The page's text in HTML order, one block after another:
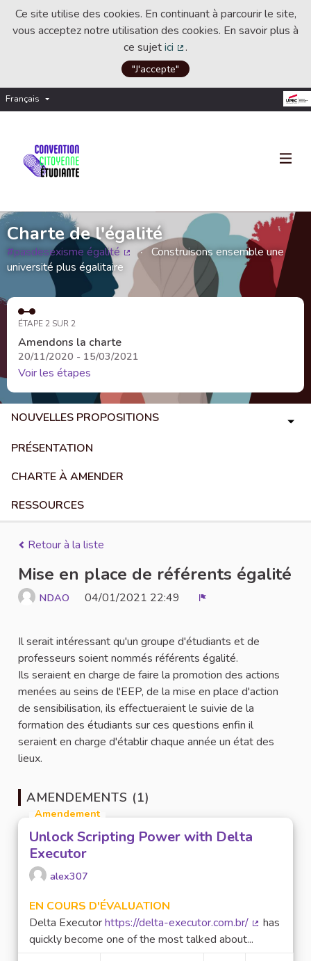
Ce site utilise des cookies. En continuant à parcourir le site,
vous acceptez notre utilisation des cookies. En savoir plus à
ce sujetici
(Lien externe)
.
"J'accepte"
Français Choisir la langue
Charte de l'égalité
#pasdesexisme égalité
(Lien externe)
Construisons ensemble une
université plus égalitaire
ÉTAPE 2 SUR 2
Amendons la charte
20/11/2020 - 15/03/2021
Voir les étapes
NOUVELLES PROPOSITIONS
PRÉSENTATION
CHARTE À AMENDER
RESSOURCES
Retour à la liste
Mise en place de référents égalité
NDAO 04/01/2021 22:49
Il serait intéressant qu'un groupe d'étudiants et de
professeurs soient nommés référents égalité.
Ils seraient en charge de faire la promotion des actions
menées au seins de l'EEP, de la mise en place d'action
de sensibilisation, ils effectueraient le suivie de la
formation des étudiants sur ces questions enfin il
seraient en charge d'établir chaque année un état des
lieux.
AMENDEMENTS (1)
Amendement
Unlock Scripting Power with Delta
Executor
alex307
EN COURS D'ÉVALUATION
Delta Executorhttps://delta-executor.com.br/
has
quickly become one of the most talked about...